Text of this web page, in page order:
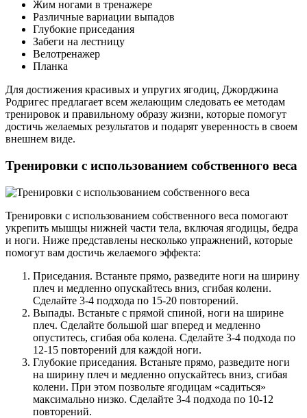
Жим ногами в тренажере
Различные вариации выпадов
Глубокие приседания
Забеги на лестницу
Велотренажер
Планка
Для достижения красивых и упругих ягодиц, Джорджина
Родригес предлагает всем желающим следовать ее методам
тренировок и правильному образу жизни, которые помогут
достичь желаемых результатов и подарят уверенность в своем
внешнем виде.
Тренировки с использованием собственного веса
Тренировки с использованием собственного веса помогают
укрепить мышцы нижней части тела, включая ягодицы, бедра
и ноги. Ниже представлены несколько упражнений, которые
помогут вам достичь желаемого эффекта:
Приседания. Встаньте прямо, разведите ноги на ширину
плеч и медленно опускайтесь вниз, сгибая колени.
Сделайте 3-4 подхода по 15-20 повторений.
Выпады. Встаньте с прямой спиной, ноги на ширине
плеч. Сделайте большой шаг вперед и медленно
опуститесь, сгибая оба колена. Сделайте 3-4 подхода по
12-15 повторений для каждой ноги.
Глубокие приседания. Встаньте прямо, разведите ноги
на ширину плеч и медленно опускайтесь вниз, сгибая
колени. При этом позвольте ягодицам «садиться»
максимально низко. Сделайте 3-4 подхода по 10-12
повторений.